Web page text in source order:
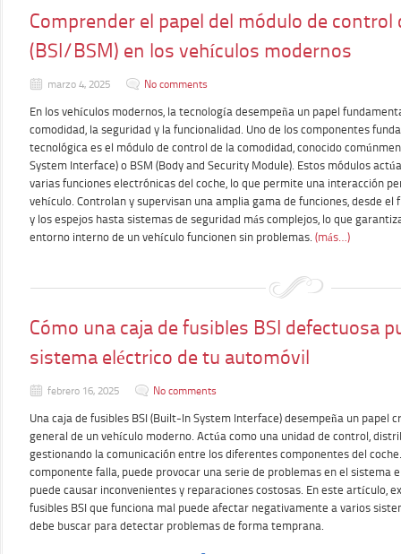
Comprender el papel del módulo de
(BSI/BSM) en los vehículos modernos
marzo 4, 2025 No comments
En los vehículos modernos, la tecnología desempeña un papel
comodidad, la seguridad y la funcionalidad. Uno de los componentes
tecnológica es el módulo de control de la comodidad, conocido
System Interface) o BSM (Body and Security Module). Estos módulos
varias funciones electrónicas del coche, lo que permite una interacción
vehículo. Controlan y supervisan una amplia gama de funciones, desde
y los espejos hasta sistemas de seguridad más complejos, lo que
entorno interno de un vehículo funcionen sin problemas. (más…)
Cómo una caja de fusibles BSI defectuosa
sistema eléctrico de tu automóvil
febrero 16, 2025 No comments
Una caja de fusibles BSI (Built-In System Interface) desempeña un papel
general de un vehículo moderno. Actúa como una unidad de control,
gestionando la comunicación entre los diferentes componentes del
componente falla, puede provocar una serie de problemas en el sistema
puede causar inconvenientes y reparaciones costosas. En este artículo,
fusibles BSI que funciona mal puede afectar negativamente a varios
debe buscar para detectar problemas de forma temprana.